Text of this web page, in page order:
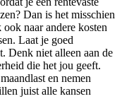
Dan is het misschien
naar andere kosten
Laat je goed
Denk niet alleen aan de
die het jou geeft.
en nemen
juist alle kansen